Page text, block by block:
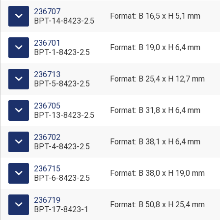
Anwendung:
Behälterkennzeichnung,
Lagerkennzeichnung,
Für BBP11, BBP12, PR Plus, THT-Drucker
236707
BPT-14-8423-2.5
Format: B 16,5 x H 5,1 mm
236701
BPT-1-8423-2.5
Format: B 19,0 x H 6,4 mm
236713
BPT-5-8423-2.5
Format: B 25,4 x H 12,7 mm
236705
BPT-13-8423-2.5
Format: B 31,8 x H 6,4 mm
236702
BPT-4-8423-2.5
Format: B 38,1 x H 6,4 mm
236715
BPT-6-8423-2.5
Format: B 38,0 x H 19,0 mm
236719
BPT-17-8423-1
Format: B 50,8 x H 25,4 mm